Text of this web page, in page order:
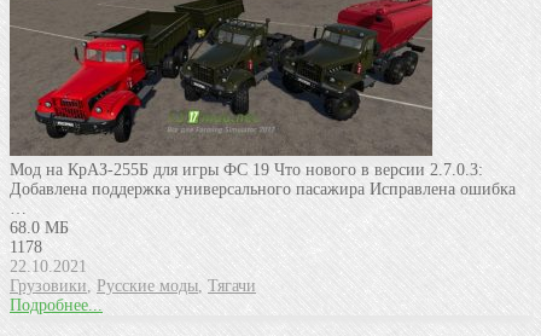
Мод на КрАЗ-255Б для игры ФС 19 Что нового в версии 2.7.0.3:
Добавлена поддержка универсального пасажира Исправлена ошибка
68.0 МБ
1178
22.10.2021
Грузовики
Русские моды Тягачи
Подробнее...